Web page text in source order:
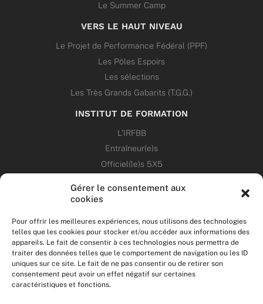
Gérer le consentement aux
cookies
Pour offrir les meilleures expériences, nous utilisons des technologies
telles que les cookies pour stocker et/ou accéder aux informations des
appareils. Le fait de consentir à ces technologies nous permettra de
traiter des données telles que le comportement de navigation ou les ID
uniques sur ce site. Le fait de ne pas consentir ou de retirer son
consentement peut avoir un effet négatif sur certaines
caractéristiques et fonctions.
Le Summer Camp
VERS LE HAUT NIVEAU
Le Projet de Performance Fédéral (PPF)
Les Pôles Espoirs
Les sélections
Les Très Grands Gabarits (T.G.G.)
INSTITUT DE FORMATION
L’IRFBB
Entraîneur(e)s
Officiel(le)s 5X5
ANNONCES
ÉVÉNEMENTS